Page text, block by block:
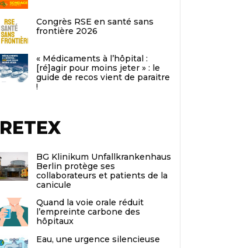
Congrès RSE en santé sans
frontière 2026
« Médicaments à l’hôpital :
[ré]agir pour moins jeter » : le
guide de recos vient de paraitre
!
RETEX
BG Klinikum Unfallkrankenhaus
Berlin protège ses
collaborateurs et patients de la
canicule
Quand la voie orale réduit
l’empreinte carbone des
hôpitaux
Eau, une urgence silencieuse